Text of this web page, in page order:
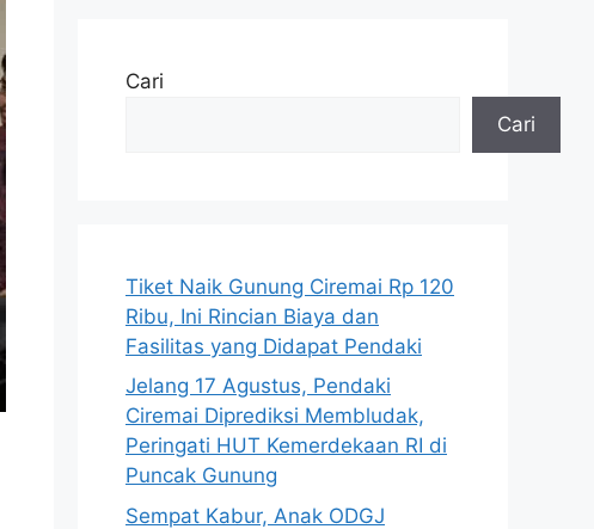
Cari
Cari
Tiket Naik Gunung Ciremai Rp 120
Ribu, Ini Rincian Biaya dan
Fasilitas yang Didapat Pendaki
Jelang 17 Agustus, Pendaki
Ciremai Diprediksi Membludak,
Peringati HUT Kemerdekaan RI di
Puncak Gunung
Sempat Kabur, Anak ODGJ